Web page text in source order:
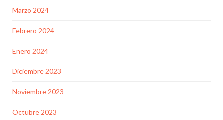
Marzo 2024
Febrero 2024
Enero 2024
Diciembre 2023
Noviembre 2023
Octubre 2023